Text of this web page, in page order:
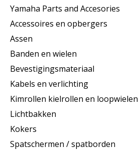
Yamaha Parts and Accesories
Accessoires en opbergers
Assen
Banden en wielen
Bevestigingsmateriaal
Kabels en verlichting
Kimrollen kielrollen en loopwielen
Lichtbakken
Kokers
Spatschermen / spatborden